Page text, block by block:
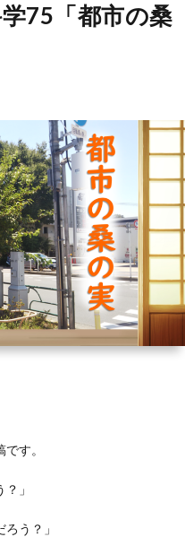
ー
学
の
は？
75「都市の桑
す。
」
う？」